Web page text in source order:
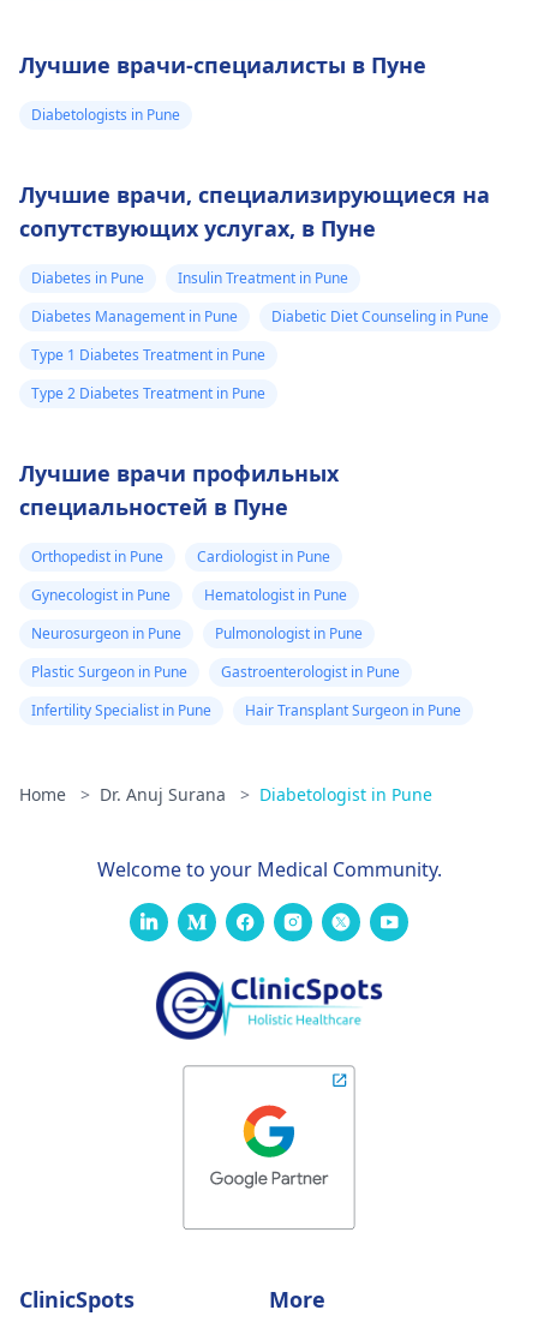
Лучшие врачи-специалисты в Пуне
Diabetologists in Pune
Лучшие врачи, специализирующиеся на
сопутствующих услугах, в Пуне
Diabetes in Pune
Insulin Treatment in Pune
Diabetes Management in Pune
Diabetic Diet Counseling in Pune
Type 1 Diabetes Treatment in Pune
Type 2 Diabetes Treatment in Pune
Лучшие врачи профильных
специальностей в Пуне
Orthopedist in Pune
Cardiologist in Pune
Gynecologist in Pune
Hematologist in Pune
Neurosurgeon in Pune
Pulmonologist in Pune
Plastic Surgeon in Pune
Gastroenterologist in Pune
Infertility Specialist in Pune
Hair Transplant Surgeon in Pune
Home > Dr. Anuj Surana > Diabetologist in Pune
Welcome to your Medical Community.
ClinicSpots More